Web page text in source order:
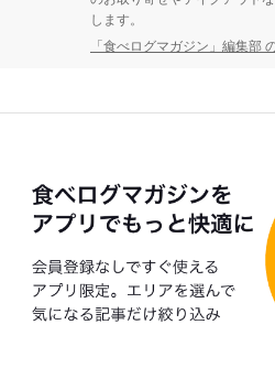
します。
「食べログマガジン」編集部